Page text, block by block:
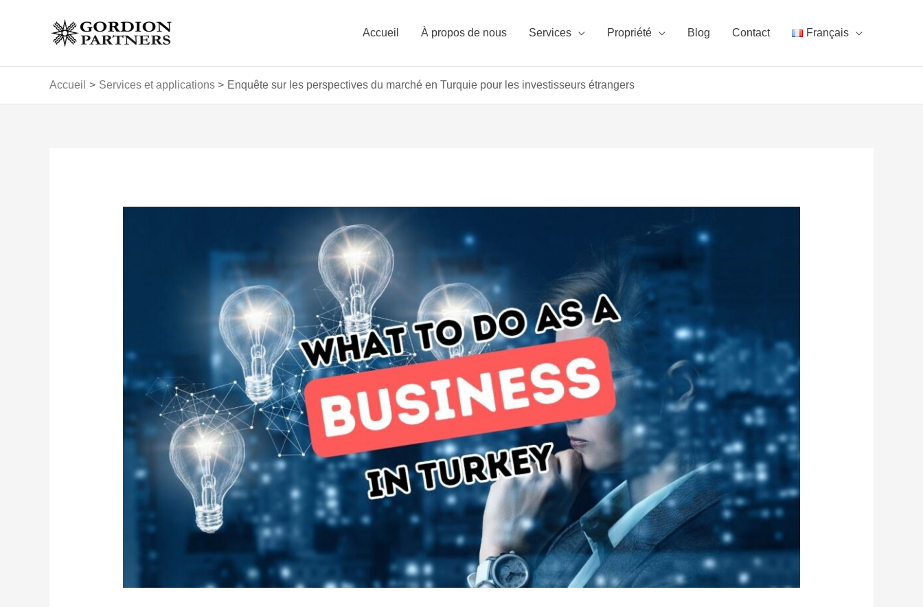
Accueil À propos de nous Services Propriété Blog Contact Français
Accueil Services et applications Enquête sur les perspectives du marché en Turquie pour les investisseurs étrangers